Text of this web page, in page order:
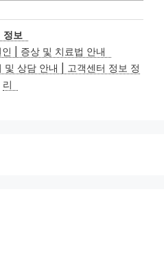
카정보
| 증상 및 치료법 안내
및 상담 안내 | 고객센터 정보 정
리